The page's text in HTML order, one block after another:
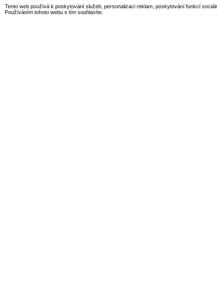
Tento web používá k poskytování služeb, personalizaci reklam, poskytování funkcí
Používáním tohoto webu s tím souhlasíte.